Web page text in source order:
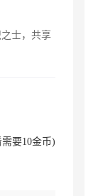
士，共享
要10金币)